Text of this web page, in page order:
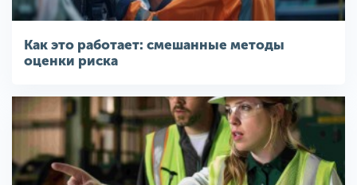
Как это работает: смешанные методы
оценки риска